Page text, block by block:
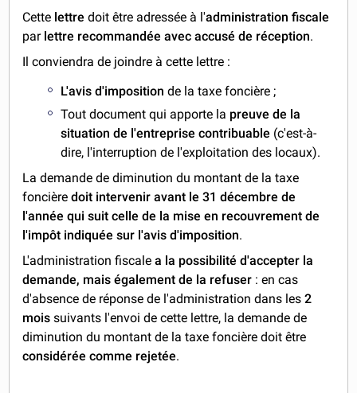
Cette lettredoit être adressée à l'administration fiscale
parlettre recommandée avec accusé de réception.
Il conviendra de joindre à cette lettre :
L'avis d'imposition de la taxe foncière ;
Tout document qui apporte la preuve de la
situation de l'entreprise contribuable (c'est-à-
dire, l'interruption de l'exploitation des locaux).
La demande de diminution du montant de la taxe
foncièredoit intervenir avant le 31 décembre de
l'année qui suit celle de la mise en recouvrement de
l'impôt indiquée sur l'avis d'imposition.
L'administration fiscalea la possibilité d'accepter la
demande, mais également de la refuser : en cas
d'absence de réponse de l'administration dans les 2
moissuivants l'envoi de cette lettre, la demande de
diminution du montant de la taxe foncière doit être
considérée comme rejetée.